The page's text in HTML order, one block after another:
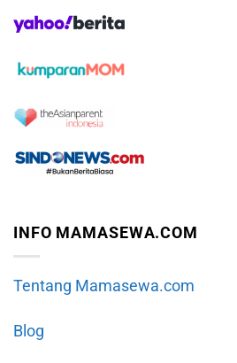
INFO MAMASEWA.COM
Tentang Mamasewa.com
Blog